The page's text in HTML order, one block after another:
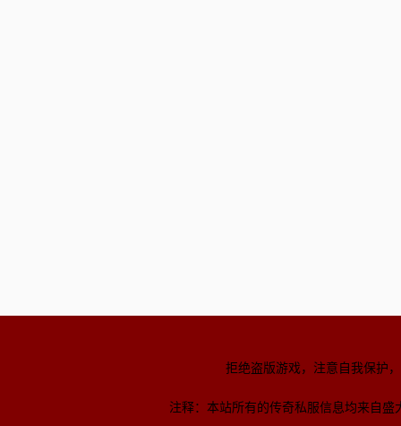
拒绝盗版游戏，注意自我保护
注释：本站所有的传奇私服信息均来自